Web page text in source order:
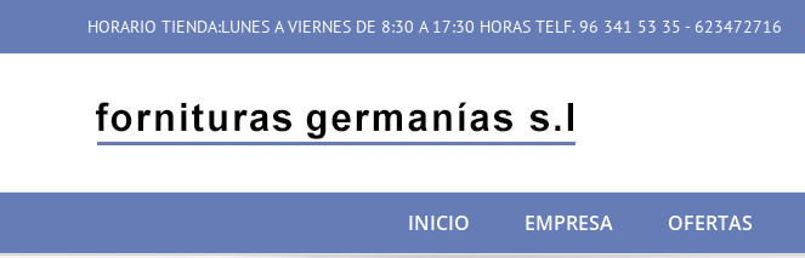
contenido
HORARIO TIENDA:LUNES A VIERNES DE 8:30 A 17:30 HORAS TELF. 96 341 53 35 - 623472716
INICIO EMPRESA OFERTAS